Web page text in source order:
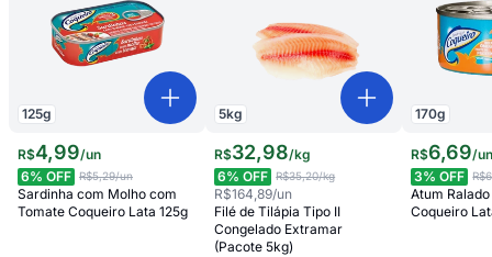
125g
R$4,99/un
6% OFF R$5,29/un
Sardinha com Molho com
Tomate Coqueiro Lata 125g
5kg
R$32,98/kg
6% OFF R$35,20/kg
R$164,89/un
Filé de Tilápia Tipo II
Congelado Extramar
(Pacote 5kg)
170g
R$6,69/
3% OFF
Atum
Coqueiro